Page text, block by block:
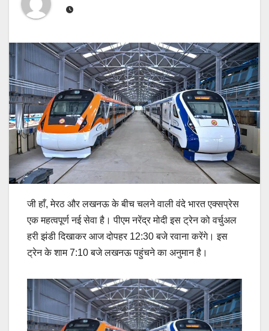
जी हाँ, मेरठ और लखनऊ के बीच चलने वाली वंदे भारत एक्सप्रेस
एक महत्वपूर्ण नई सेवा है। पीएम नरेंद्र मोदी इस ट्रेन को वर्चुअल
हरी झंडी दिखाकर आज दोपहर 12:30 बजे रवाना करेंगे। इस
ट्रेन के शाम 7:10 बजे लखनऊ पहुंचने का अनुमान है।